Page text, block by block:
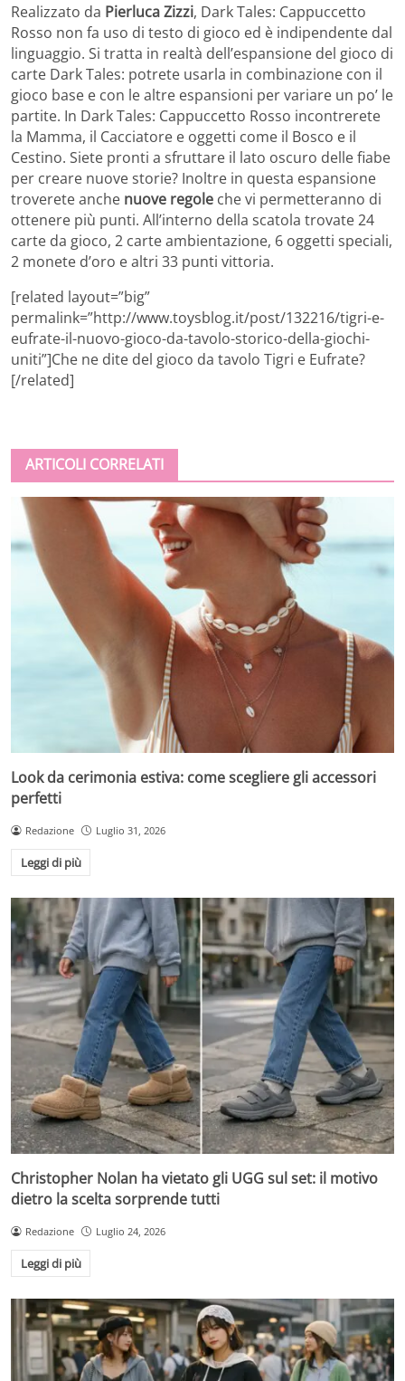
Realizzato da Pierluca Zizzi, Dark Tales: Cappuccetto
Rosso non fa uso di testo di gioco ed è indipendente dal
linguaggio. Si tratta in realtà dell’espansione del gioco di
carte Dark Tales: potrete usarla in combinazione con il
gioco base e con le altre espansioni per variare un po’ le
partite. In Dark Tales: Cappuccetto Rosso incontrerete
la Mamma, il Cacciatore e oggetti come il Bosco e il
Cestino. Siete pronti a sfruttare il lato oscuro delle fiabe
per creare nuove storie? Inoltre in questa espansione
troverete anche nuove regole che vi permetteranno di
ottenere più punti. All’interno della scatola trovate 24
carte da gioco, 2 carte ambientazione, 6 oggetti speciali,
2 monete d’oro e altri 33 punti vittoria.
[related layout=”big”
permalink=”http://www.toysblog.it/post/132216/tigri-e-
eufrate-il-nuovo-gioco-da-tavolo-storico-della-giochi-
uniti”]Che ne dite del gioco da tavolo Tigri e Eufrate?
[/related]
ARTICOLI CORRELATI
Look da cerimonia estiva: come scegliere gli accessori
perfetti
Redazione Luglio 31, 2026
Leggi di più
Christopher Nolan ha vietato gli UGG sul set: il motivo
dietro la scelta sorprende tutti
Redazione Luglio 24, 2026
Leggi di più